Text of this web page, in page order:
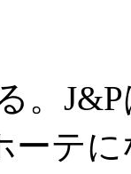
。
ーテ